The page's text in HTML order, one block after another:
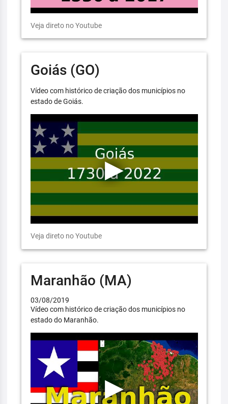
Veja direto no Youtube
Goiás (GO)
Vídeo com histórico de criação dos municípios no
estado de Goiás.
Veja direto no Youtube
Maranhão (MA)
03/08/2019
Vídeo com histórico de criação dos municípios no
estado do Maranhão.